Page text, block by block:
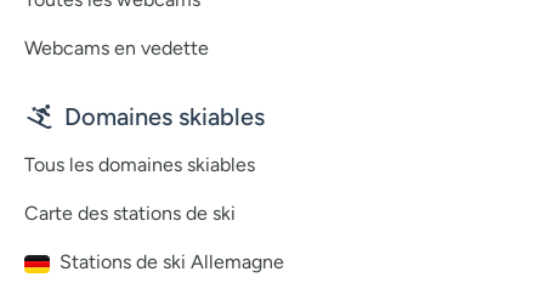
Webcams en vedette
Domaines skiables
Tous les domaines skiables
Carte des stations de ski
Stations de ski Allemagne